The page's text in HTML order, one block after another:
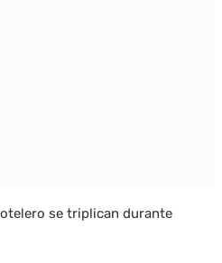
se triplican durante